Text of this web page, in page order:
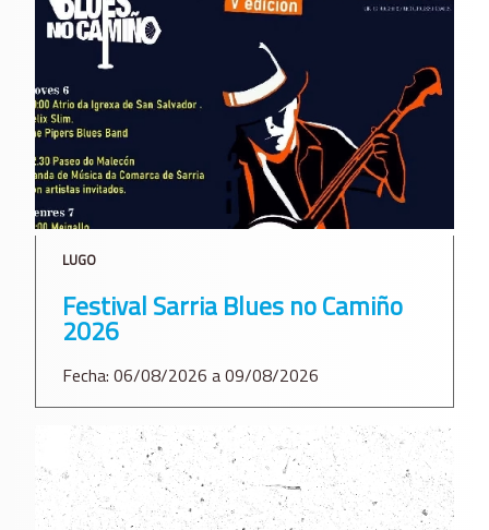
LUGO
Festival Sarria Blues no Camiño
2026
Fecha: 06/08/2026 a 09/08/2026